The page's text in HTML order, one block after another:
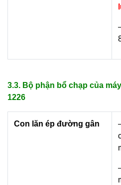
3.3. Bộ phận bổ chạp của
1226
Con lăn ép đường gân